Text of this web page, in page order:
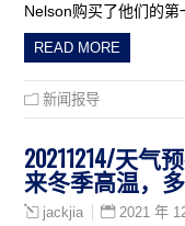
Nelson购买了他们的第
READ MORE
新闻报导
20211214/天气
来冬季高温，
jackjia 2021 年